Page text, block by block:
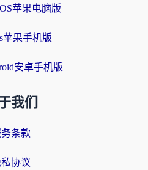
苹果电脑版
苹果手机版
安卓手机版
我们
条款
私协议